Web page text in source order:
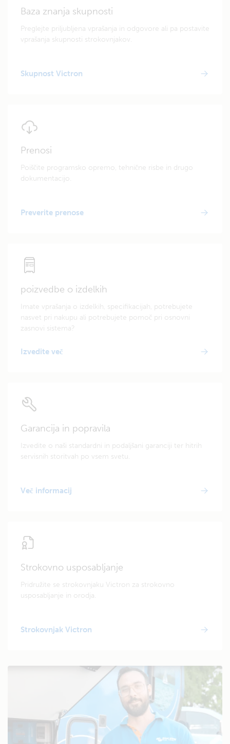
Baza znanja skupnosti
Preglejte priljubljena vprašanja in odgovore ali pa postavite
vprašanja skupnosti strokovnjakov.
Skupnost Victron
Prenosi
Poiščite programsko opremo, tehnične risbe in drugo
dokumentacijo.
Preverite prenose
poizvedbe o izdelkih
Imate vprašanja o izdelkih, specifikacijah, potrebujete
nasvet pri nakupu ali potrebujete pomoč pri osnovni
zasnovi sistema?
Izvedite več
Garancija in popravila
Izvedite o naši standardni in podaljšani garanciji ter hitrih
servisnih storitvah po vsem svetu.
Več informacij
Strokovno usposabljanje
Pridružite se strokovnjaku Victron za strokovno
usposabljanje in orodja.
Strokovnjak Victron